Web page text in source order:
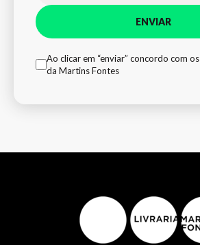
ENVIAR
Ao clicar em “enviar” concordo com os
da Martins Fontes